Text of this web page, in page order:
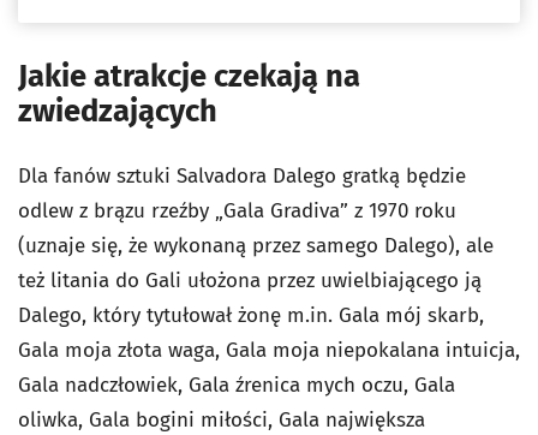
Jakie atrakcje czekają na
zwiedzających
Dla fanów sztuki Salvadora Dalego gratką będzie
odlew z brązu rzeźby „Gala Gradiva” z 1970 roku
(uznaje się, że wykonaną przez samego Dalego), ale
też litania do Gali ułożona przez uwielbiającego ją
Dalego, który tytułował żonę m.in. Gala mój skarb,
Gala moja złota waga, Gala moja niepokalana intuicja,
Gala nadczłowiek, Gala źrenica mych oczu, Gala
oliwka, Gala bogini miłości, Gala największa